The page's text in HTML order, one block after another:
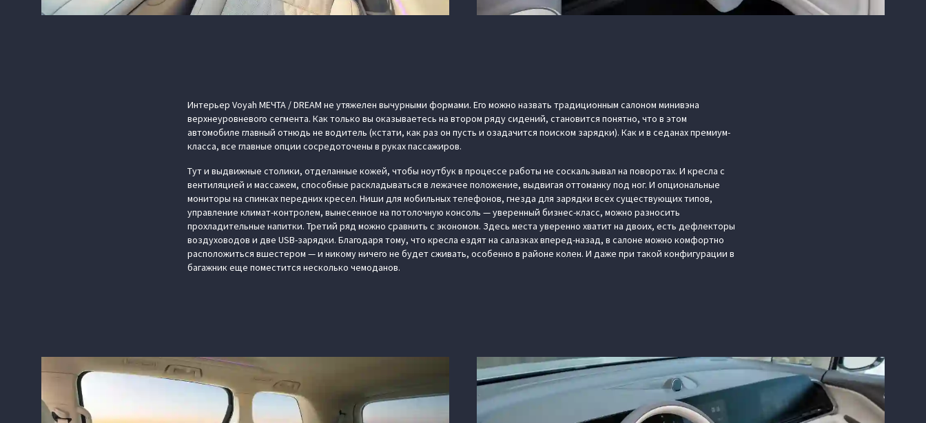
Интерьер Voyah МЕЧТА / DREAM не утяжелен вычурными формами. Его можно назвать традиционным салоном минивэна
верхнеуровневого сегмента. Как только вы оказываетесь на втором ряду сидений, становится понятно, что в этом
автомобиле главный отнюдь не водитель (кстати, как раз он пусть и озадачится поиском зарядки). Как и в седанах премиум-
класса, все главные опции сосредоточены в руках пассажиров.
Тут и выдвижные столики, отделанные кожей, чтобы ноутбук в процессе работы не соскальзывал на поворотах. И кресла с
вентиляцией и массажем, способные раскладываться в лежачее положение, выдвигая оттоманку под ног. И опциональные
мониторы на спинках передних кресел. Ниши для мобильных телефонов, гнезда для зарядки всех существующих типов,
управление климат-контролем, вынесенное на потолочную консоль — уверенный бизнес-класс, можно разносить
прохладительные напитки. Третий ряд можно сравнить с экономом. Здесь места уверенно хватит на двоих, есть дефлекторы
воздуховодов и две USB-зарядки. Благодаря тому, что кресла ездят на салазках вперед-назад, в салоне можно комфортно
расположиться вшестером — и никому ничего не будет сживать, особенно в районе колен. И даже при такой конфигурации в
багажник еще поместится несколько чемоданов.